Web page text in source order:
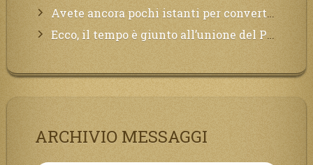
Avete ancora pochi istanti per convertirvi, non perdete tempo, la sciagura arriverà all’improvviso e per chi non si sarà preparato saranno dolori.
Ecco, il tempo è giunto all’unione del Padre con il figlio, non avete che da attendere pochissimo.
ARCHIVIO MESSAGGI